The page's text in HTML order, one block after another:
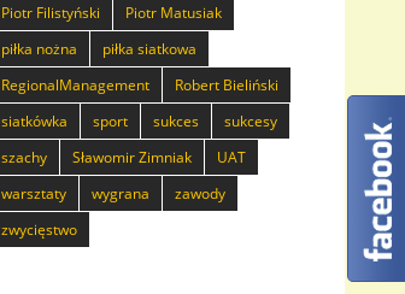
Piotr Filistyński
Piotr Matusiak
piłka nożna
piłka siatkowa
RegionalManagement
Robert Bieliński
siatkówka
sport sukces
sukcesy
szachy
Sławomir Zimniak
UAT
warsztaty
wygrana
zawody
zwycięstwo